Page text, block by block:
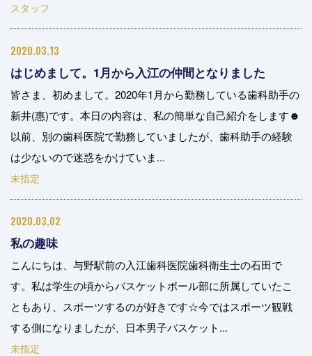
スタッフ
2020.03.13
はじめまして。1月から入江の仲間となりました
皆さま、初めまして。2020年1月から勤務している歯科助手の
新井(惠)です。本日の内容は、私の簡単な自己紹介をします☻
以前、別の歯科医院で勤務していましたが、歯科助手の経験
は少ないので迷惑をかけていま...
未指定
2020.03.02
私の趣味
こんにちは、与野駅前の入江歯科医院歯科衛生士の石田で
す。私は学生の頃からバスケットボール部に所属していたこ
ともあり、スポーツするのが好きです☆今ではスポーツ観戦
する側になりましたが、日本男子バスケット...
未指定